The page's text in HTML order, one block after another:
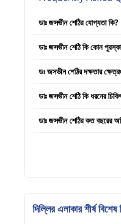
ডাঃ জসভীন শেঠির যোগ্যতা কি?
ডাঃ জসভীন শেঠি কি কোন
ডঃ জসভীন শেঠির দক্ষতার
ডাঃ জসভীন শেঠি কি ধরনের
ডাঃ জসভীন শেঠির কত বছরের
দিল্লির এলাকার শীর্ষ